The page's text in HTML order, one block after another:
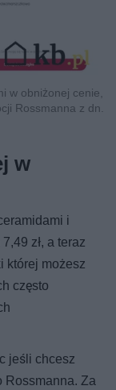
w obniżonej cenie,
Rossmanna z dn.
w
i
zł, a teraz
której możesz
często
jeśli chcesz
Rossmanna. Za